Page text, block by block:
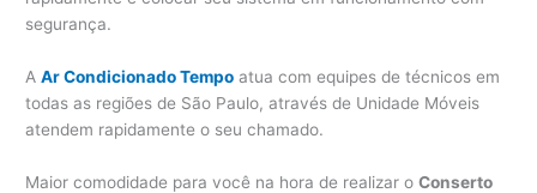
segurança.
AAr Condicionado Tempo atua com equipes de técnicos em
todas as regiões de São Paulo, através de Unidade Móveis
atendem rapidamente o seu chamado.
Maior comodidade para você na hora de realizar oConserto